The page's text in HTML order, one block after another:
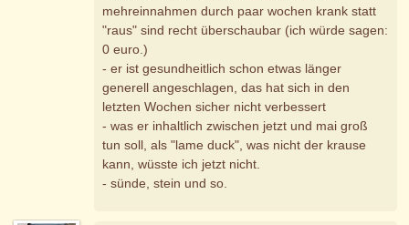
mehreinnahmen durch paar wochen krank statt
"raus" sind recht überschaubar (ich würde sagen:
0 euro.)
- er ist gesundheitlich schon etwas länger
generell angeschlagen, das hat sich in den
letzten Wochen sicher nicht verbessert
- was er inhaltlich zwischen jetzt und mai groß
tun soll, als "lame duck", was nicht der krause
kann, wüsste ich jetzt nicht.
- sünde, stein und so.